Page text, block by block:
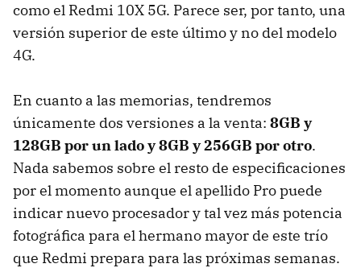
como el Redmi 10X 5G. Parece ser, por tanto, una
versión superior de este último y no del modelo
4G.
En cuanto a las memorias, tendremos
únicamente dos versiones a la venta: 8GB y
128GB por un lado y 8GB y 256GB por otro.
Nada sabemos sobre el resto de especificaciones
por el momento aunque el apellido Pro puede
indicar nuevo procesador y tal vez más potencia
fotográfica para el hermano mayor de este trío
que Redmi prepara para las próximas semanas.